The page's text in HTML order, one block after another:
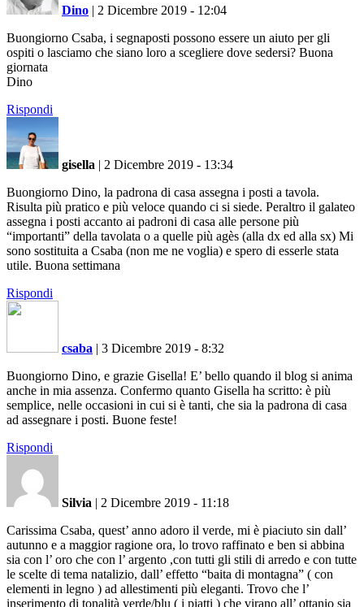
Dino | 2 Dicembre 2019 - 12:04
Buongiorno Csaba, i segnaposti possono essere un aiuto per gli
ospiti o lasciamo che siano loro a scegliere dove sedersi? Buona
giornata
Dino
Rispondi
gisella | 2 Dicembre 2019 - 13:34
Buongiorno Dino, la padrona di casa assegna i posti a tavola.
Risulta più pratico e più veloce quando ci si siede. Peraltro il galateo
assegna i posti accanto ai padroni di casa alle persone più
“importanti” della tavolata o a quelle più agès (alla dx ed alla sx) Mi
sono sostituita a Csaba (non me ne voglia) e spero di esserle stata
utile. Buona settimana
Rispondi
csaba | 3 Dicembre 2019 - 8:32
Buongiorno Dino, e grazie Gisella! E’ bello quando il blog si anima
anche in mia assenza. Confermo quanto Gisella ha scritto: è più
semplice, nelle occasioni in cui si è tanti, che sia la padrona di casa
ad assegnare i posti. Buone feste!
Rispondi
Silvia | 2 Dicembre 2019 - 11:18
Carissima Csaba, quest’ anno adoro il verde, mi è piaciuto sin dall’
autunno e a maggior ragione ora, lo trovo raffinato e ben si abbina
sia con l’ oro che con l’ argento ,con tutti gli stili di arredo e con tutte
le scelte di tema natalizio, dall’ effetto “baita di montagna” ( con
elementi in legno ) ad allestimenti più eleganti. Trovo che l’
inserimento di tonalità verde/blu ( i piatti ) che virano all’ ottanio sia